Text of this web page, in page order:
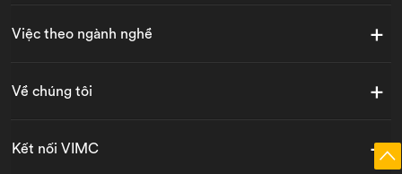
Việc theo ngành nghề
Về chúng tôi
Kết nối VIMC